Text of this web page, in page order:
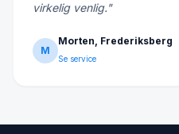
virkelig venlig."
M
Morten, Frederiksberg
Se service